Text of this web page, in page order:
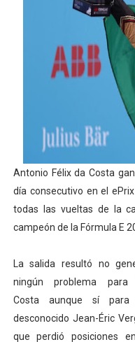
Tour de Francia
Mundial de Fórmula
Campeonato de
Tour de Francia
Women's Pro
Antonio Félix da Costa
día consecutivo en el
todas las vueltas de la
campeón de la Fórmula E
La salida resultó no
ningún problema para
Costa aunque sí para
desconocido Jean-Éric
que perdió posiciones